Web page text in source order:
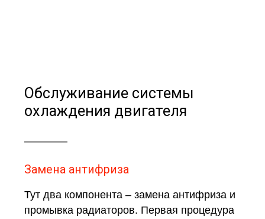
Обслуживание системы
охлаждения двигателя
Замена антифриза
Тут два компонента – замена антифриза и
промывка радиаторов. Первая процедура